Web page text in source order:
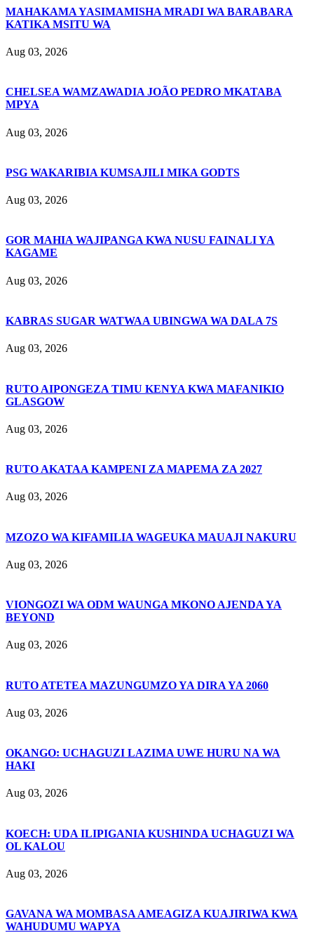
MAHAKAMA YASIMAMISHA MRADI WA BARABARA
KATIKA MSITU WA
Aug 03, 2026
CHELSEA WAMZAWADIA JOÃO PEDRO MKATABA
MPYA
Aug 03, 2026
PSG WAKARIBIA KUMSAJILI MIKA GODTS
Aug 03, 2026
GOR MAHIA WAJIPANGA KWA NUSU FAINALI YA
KAGAME
Aug 03, 2026
KABRAS SUGAR WATWAA UBINGWA WA DALA 7S
Aug 03, 2026
RUTO AIPONGEZA TIMU KENYA KWA MAFANIKIO
GLASGOW
Aug 03, 2026
RUTO AKATAA KAMPENI ZA MAPEMA ZA 2027
Aug 03, 2026
MZOZO WA KIFAMILIA WAGEUKA MAUAJI NAKURU
Aug 03, 2026
VIONGOZI WA ODM WAUNGA MKONO AJENDA YA
BEYOND
Aug 03, 2026
RUTO ATETEA MAZUNGUMZO YA DIRA YA 2060
Aug 03, 2026
OKANGO: UCHAGUZI LAZIMA UWE HURU NA WA
HAKI
Aug 03, 2026
KOECH: UDA ILIPIGANIA KUSHINDA UCHAGUZI WA
OL KALOU
Aug 03, 2026
GAVANA WA MOMBASA AMEAGIZA KUAJIRIWA KWA
WAHUDUMU WAPYA